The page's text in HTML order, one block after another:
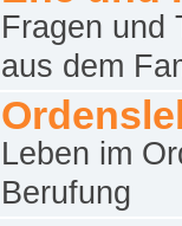
Fragen und
aus dem
Leben im
Berufung